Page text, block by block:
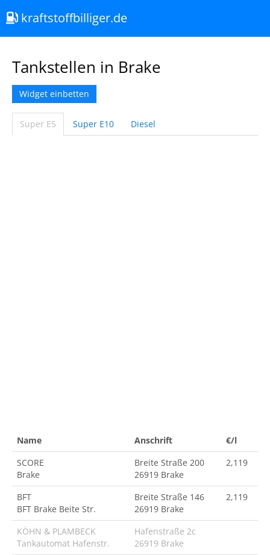
kraftstoffbilliger.de
Tankstellen in Brake
Widget einbetten
Super E5 Super E10 Diesel
Name Anschrift
€/l
SCORE
Brake
Breite Straße 200
26919 Brake
2,119
BFT
BFT Brake Beite Str.
Breite Straße 146
26919 Brake
2,119
KÖHN & PLAMBECK
Tankautomat Hafenstr.
Hafenstraße 2c
26919 Brake